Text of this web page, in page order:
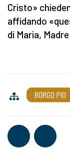
Cristo»
affidando
di Maria,
BORGO PIO